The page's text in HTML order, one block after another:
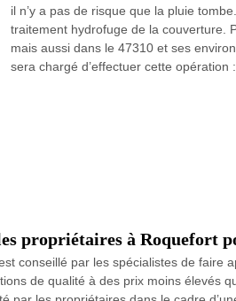
il n’y a pas de risque que la pluie
traitement hydrofuge de la couverture.
mais aussi dans le 47310 et ses
sera chargé d’effectuer cette opération
propriétaires à Roquefort
conseillé par les spécialistes de faire
de qualité à des prix moins élevés